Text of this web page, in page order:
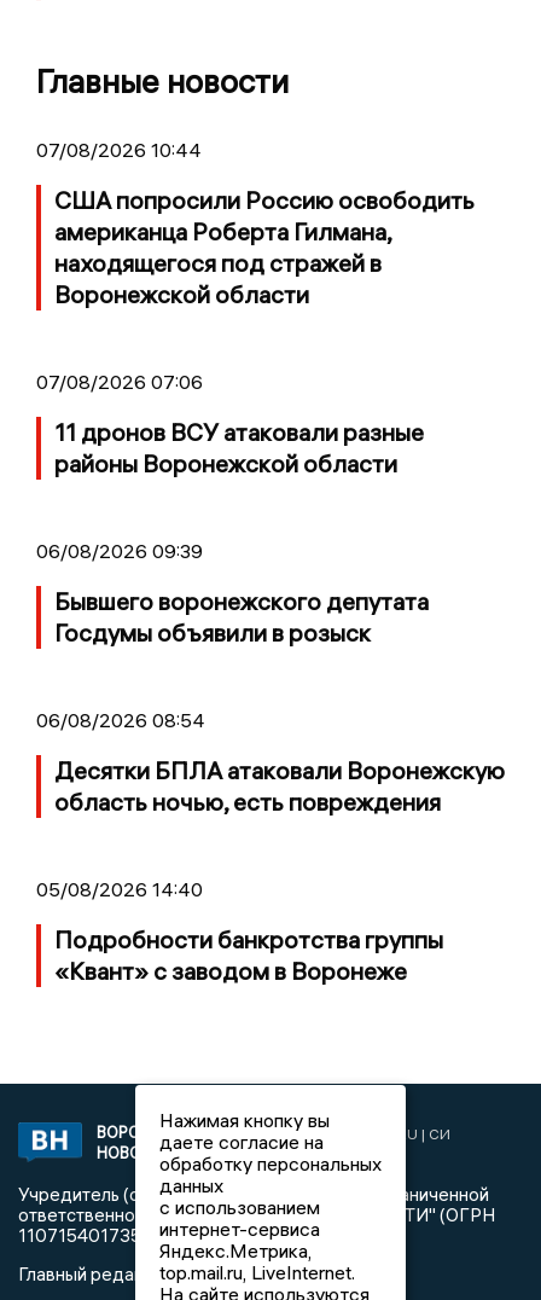
Главные новости
07/08/2026 10:44
США попросили Россию освободить
американца Роберта Гилмана,
находящегося под стражей в
Воронежской области
07/08/2026 07:06
11 дронов ВСУ атаковали разные
районы Воронежской области
06/08/2026 09:39
Бывшего воронежского депутата
Госдумы объявили в розыск
06/08/2026 08:54
Десятки БПЛА атаковали Воронежскую
область ночью, есть повреждения
05/08/2026 14:40
Подробности банкротства группы
«Квант» с заводом в Воронеже
ВОРОНЕЖСКИЕ
НОВОСТИ
2019 © VORONEZHNEWS.RU | СИ
«Воронежские новости»
Учредитель (соучредители): Общество с ограниченной
ответственностью "РЕГИОНАЛЬНЫЕ НОВОСТИ" (ОГРН
1107154017354)
Главный редактор: Пирогов А.А.
Нажимая кнопку вы
даете согласие на
обработку персональных
данных
с использованием
интернет-сервиса
Яндекс.Метрика,
top.mail.ru, LiveInternet.
На сайте используются